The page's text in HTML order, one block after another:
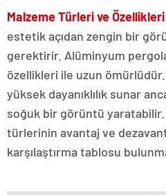
Malzeme Türleri ve
estetik açıdan zengin bir
gerektirir. Alüminyum
özellikleri ile uzun
yüksek dayanıklılık sunar
soğuk bir görüntü yaratabilir.
türlerinin avantaj ve
karşılaştırma tablosu